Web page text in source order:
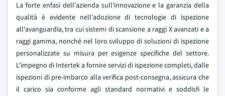
La forte enfasi dell'azienda sull'innovazione e la garanzia della
qualità è evidente nell'adozione di tecnologie di ispezione
all'avanguardia, tra cui sistemi di scansione a raggi X avanzati e a
raggi gamma, nonché nel loro sviluppo di soluzioni di ispezione
personalizzate su misura per esigenze specifiche del settore.
L'impegno di Intertek a fornire servizi di ispezione completi, dalle
ispezioni di pre-imbarco alla verifica post-consegna, assicura che
il carico sia conforme agli standard normativi e soddisfi le